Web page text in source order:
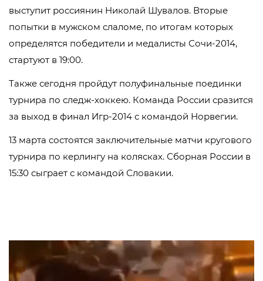
выступит россиянин Николай Шувалов. Вторые
попытки в мужском слаломе, по итогам которых
определятся победители и медалисты Сочи-2014,
стартуют в 19:00.
Также сегодня пройдут полуфинальные поединки
турнира по следж-хоккею. Команда России сразится
за выход в финал Игр-2014 с командой Норвегии.
13 марта состоятся заключительные матчи кругового
турнира по керлингу на колясках. Сборная России в
15:30 сыграет с командой Словакии.